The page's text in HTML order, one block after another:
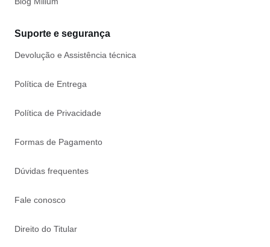
Suporte e segurança
Devolução e Assistência técnica
Política de Entrega
Política de Privacidade
Formas de Pagamento
Dúvidas frequentes
Fale conosco
Direito do Titular